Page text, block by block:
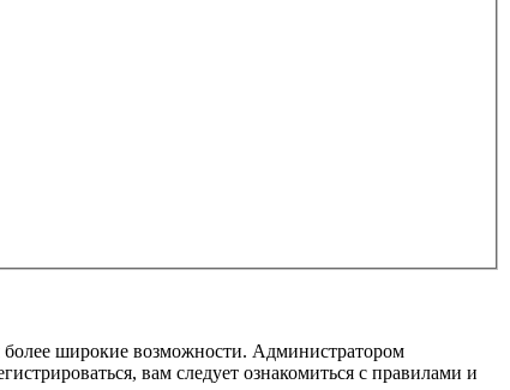
более широкие возможности. Администратором
вам следует ознакомиться с правилами и